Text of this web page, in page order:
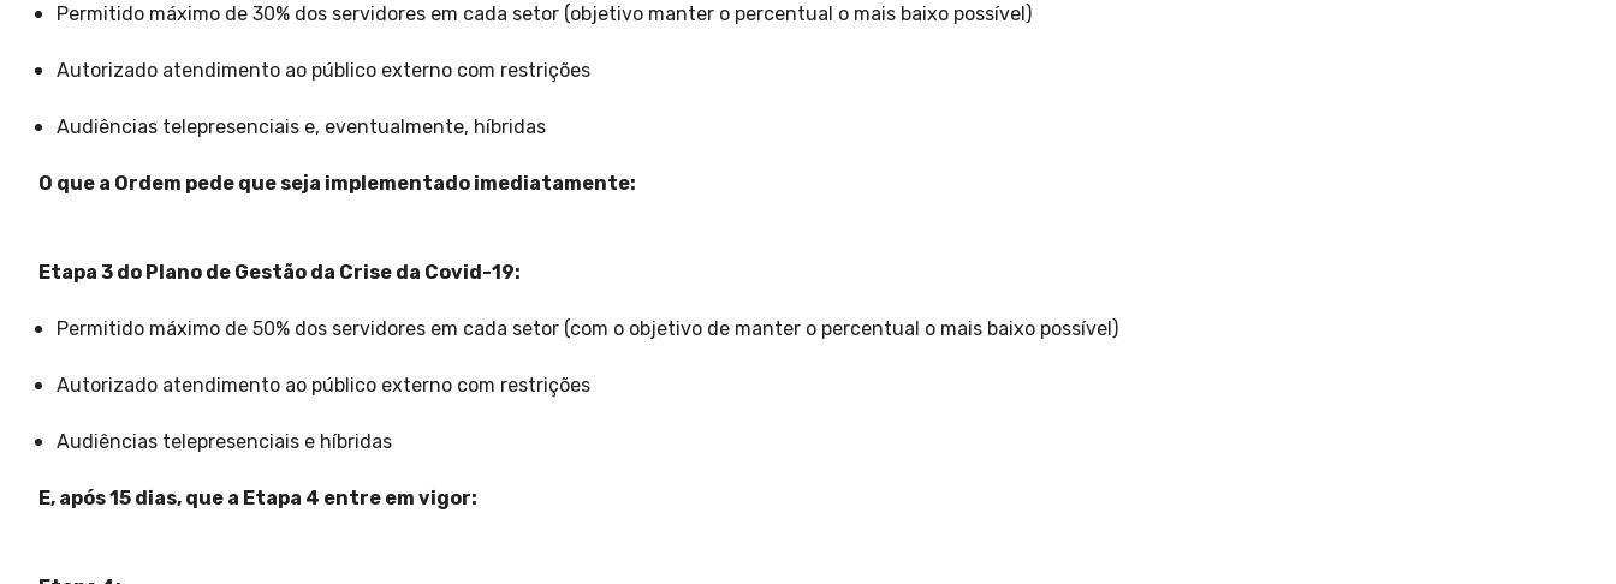
Permitido máximo de 30% dos servidores em cada setor (objetivo manter o percentual o mais baixo possível)
Autorizado atendimento ao público externo com restrições
Audiências telepresenciais e, eventualmente, híbridas
O que a Ordem pede que seja implementado imediatamente:
Etapa 3 do Plano de Gestão da Crise da Covid-19:
Permitido máximo de 50% dos servidores em cada setor (com o objetivo de manter o percentual o mais baixo possível)
Autorizado atendimento ao público externo com restrições
Audiências telepresenciais e híbridas
E, após 15 dias, que a Etapa 4 entre em vigor: